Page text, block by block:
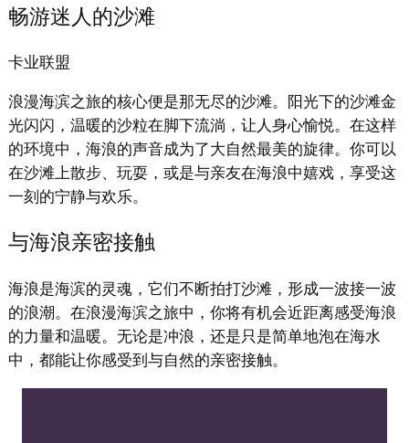
畅游迷人的沙滩
卡业联盟
浪漫海滨之旅的核心便是那无尽的沙滩。阳光下的沙滩金
光闪闪，温暖的沙粒在脚下流淌，让人身心愉悦。在这样
的环境中，海浪的声音成为了大自然最美的旋律。你可以
在沙滩上散步、玩耍，或是与亲友在海浪中嬉戏，享受这
一刻的宁静与欢乐。
与海浪亲密接触
海浪是海滨的灵魂，它们不断拍打沙滩，形成一波接一波
的浪潮。在浪漫海滨之旅中，你将有机会近距离感受海浪
的力量和温暖。无论是冲浪，还是只是简单地泡在海水
中，都能让你感受到与自然的亲密接触。